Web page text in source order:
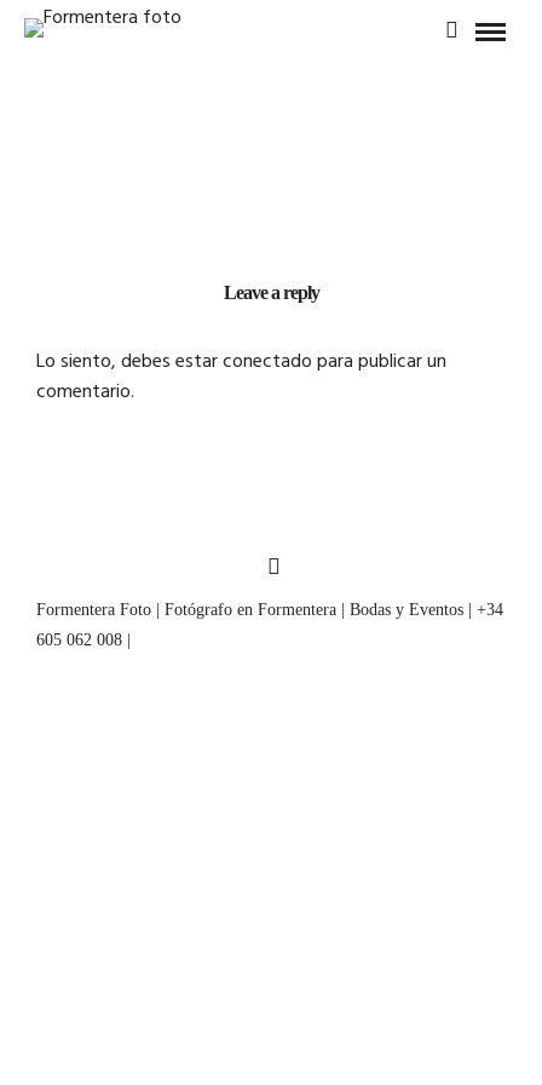
Leave a reply
Lo siento, debes estarconectadopara publicar un
comentario.
Formentera Foto | Fotógrafo en Formentera | Bodas y Eventos | +34
605 062 008 |